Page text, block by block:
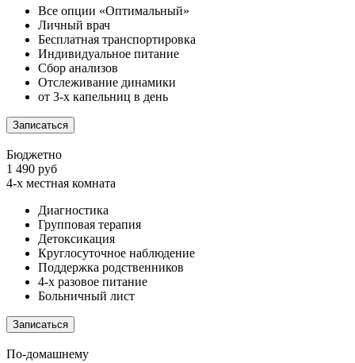
Все опции «Оптимальный»
Личный врач
Бесплатная транспортировка
Индивидуальное питание
Сбор анализов
Отслеживание динамики
от 3-х капельниц в день
Записаться
Бюджетно
1 490 руб
4-х местная комната
Диагностика
Групповая терапия
Детоксикация
Круглосуточное наблюдение
Поддержка родственников
4-х разовое питание
Больничный лист
Записаться
По-домашнему